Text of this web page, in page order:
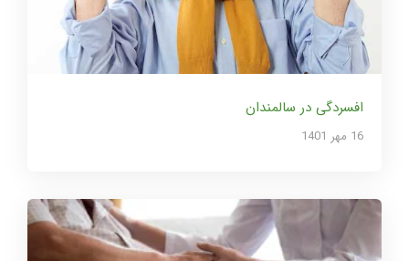
افسردگی در سالمندان
16 مهر 1401